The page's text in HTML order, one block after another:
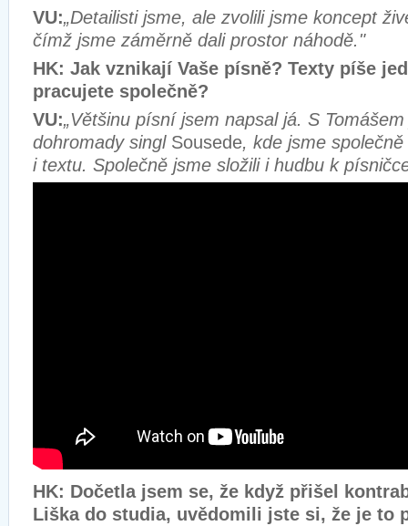
VU:„Detailisti jsme, ale zvolili jsme koncept
čímž jsme záměrně dali prostor náhodě."
HK: Jak vznikají Vaše písně? Texty píše
pracujete společně?
VU:„Většinu písní jsem napsal já. S
dohromady singl Sousede, kde jsme
i textu. Společně jsme složili i hudbu k
HK: Dočetla jsem se, že když přišel
Liška do studia, uvědomili jste si, že je to